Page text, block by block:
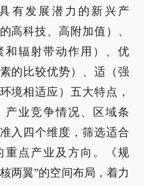
有发展潜力的新兴产
高科技、高附加值）、
和辐射带动作用）、优
的比较优势）、适（强
境相适应）五大特点，
产业竞争情况、区域条
入四个维度，筛选适合
重点产业及方向。《规
两翼”的空间布局，着力